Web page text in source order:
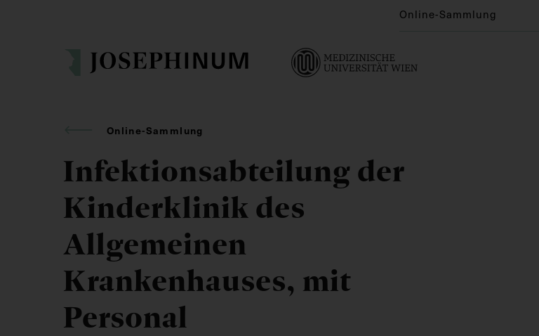
Online-Sammlung
Online-Sammlung
Infektionsabteilung der
Kinderklinik des
Allgemeinen
Krankenhauses, mit
Personal